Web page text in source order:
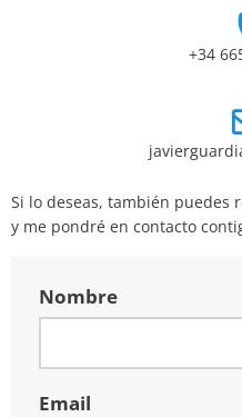
+34
Si lo deseas, también
y me pondré en contacto
Nombre
Email